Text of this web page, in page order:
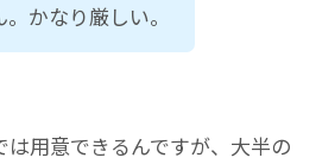
かなり厳しい。
は用意できるんですが、大半の